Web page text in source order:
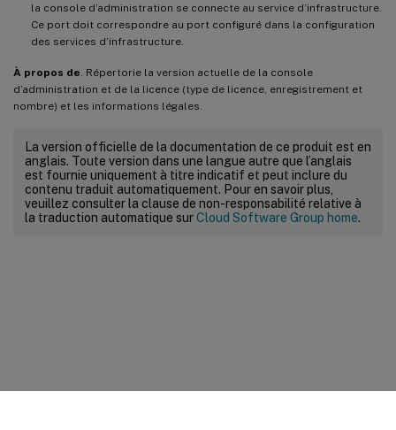
la console d’administration se connecte au service d’infrastructure.
Ce port doit correspondre au port configuré dans la configuration
des services d’infrastructure.
À propos de . Répertorie la version actuelle de la console
d’administration et de la licence (type de licence, enregistrement et
nombre) et les informations légales.
La version officielle de la documentation de ce produit est en
anglais. Toute version dans une langue autre que l’anglais
est fournie uniquement à titre indicatif et peut inclure du
contenu traduit automatiquement. Pour en savoir plus,
veuillez consulter la clause de non-responsabilité relative à
la traduction automatique surCloud Software Group home.